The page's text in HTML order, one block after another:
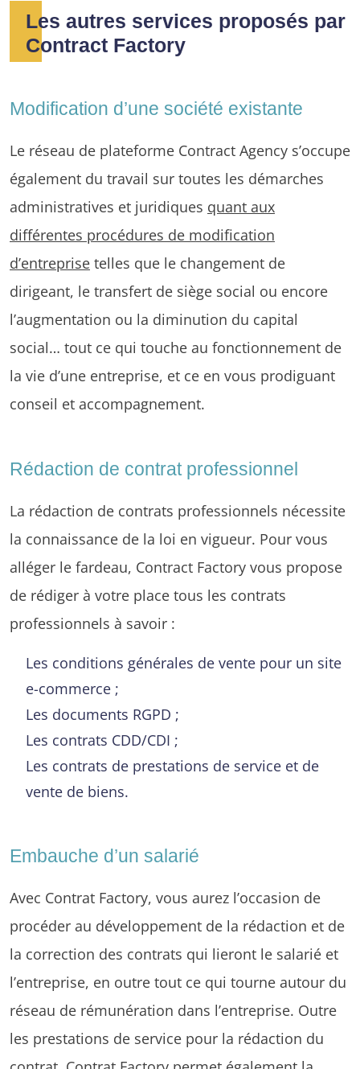
Les autres services proposés par
Contract Factory
Modification d’une société existante
Le réseau de plateforme Contract Agency s’occupe
également du travail sur toutes les démarches
administratives et juridiques quant aux
différentes procédures de modification
d’entreprise telles que le changement de
dirigeant, le transfert de siège social ou encore
l’augmentation ou la diminution du capital
social… tout ce qui touche au fonctionnement de
la vie d’une entreprise, et ce en vous prodiguant
conseil et accompagnement.
Rédaction de contrat professionnel
La rédaction de contrats professionnels nécessite
la connaissance de la loi en vigueur. Pour vous
alléger le fardeau, Contract Factory vous propose
de rédiger à votre place tous les contrats
professionnels à savoir :
Les conditions générales de vente pour un site
e-commerce ;
Les documents RGPD ;
Les contrats CDD/CDI ;
Les contrats de prestations de service et de
vente de biens.
Embauche d’un salarié
Avec Contrat Factory, vous aurez l’occasion de
procéder au développement de la rédaction et de
la correction des contrats qui lieront le salarié et
l’entreprise, en outre tout ce qui tourne autour du
réseau de rémunération dans l’entreprise. Outre
les prestations de service pour la rédaction du